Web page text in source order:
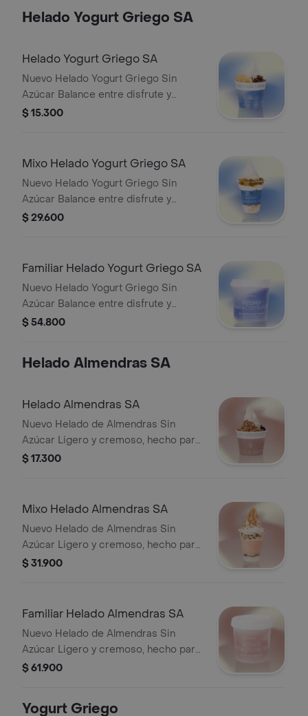
Helado Yogurt Griego SA
Helado Yogurt Griego SA
Nuevo Helado Yogurt Griego Sin
Azúcar Balance entre disfrute y
nutrición, con 7g de proteína por
real • Sin azúcar añadida Un helado
para sentirse bien.
$ 15.300
Mixo Helado Yogurt Griego SA
Nuevo Helado Yogurt Griego Sin
Azúcar Balance entre disfrute y
nutrición, con 7g de proteína por
real • Sin azúcar añadida Un helado
$ 29.600
Familiar Helado Yogurt Griego SA
Nuevo Helado Yogurt Griego Sin
Azúcar Balance entre disfrute y
nutrición, con 7g de proteína por
real • Sin azúcar añadida Un helado
$ 54.800
Helado Almendras SA
Helado Almendras SA
Nuevo Helado de Almendras Sin
Azúcar Ligero y cremoso, hecho para
sentirse bien. • Sin lácteos añadidos •
suave y fácil de digerir.
$ 17.300
Mixo Helado Almendras SA
Nuevo Helado de Almendras Sin
Azúcar Ligero y cremoso, hecho para
sentirse bien. • Sin lácteos añadidos •
suave y fácil de digerir.
$ 31.900
Familiar Helado Almendras SA
Nuevo Helado de Almendras Sin
Azúcar Ligero y cremoso, hecho para
sentirse bien. • Sin lácteos añadidos •
suave y fácil de digerir.
$ 61.900
Yogurt Griego